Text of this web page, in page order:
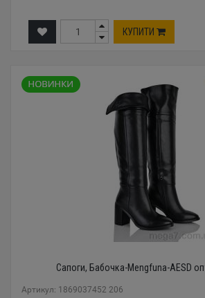
КУПИТИ
Сапоги, Бабочка-Mengfuna-AESD
Артикул: 1869037452 206